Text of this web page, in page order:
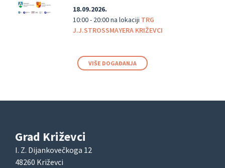
18.09.2026.
10:00 - 20:00na lokaciji TRG
J.J.STROSSMAYERA KRIŽEVCI
VIŠE DOGAĐANJA
Grad Križevci
I. Z. Dijankovečkoga 12
48260 Križevci